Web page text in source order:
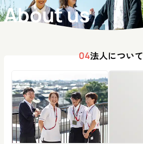
About us
04法人について